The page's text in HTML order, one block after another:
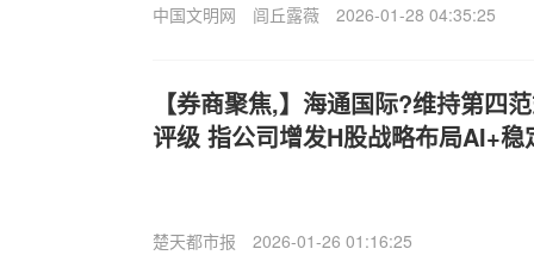
中国文明网 闾丘露薇 2026-01-28 04:35:25
【券商聚焦,】海通国际?维持第四
评级 指公司增发H股战略布局AI+
楚天都市报 2026-01-26 01:16:25